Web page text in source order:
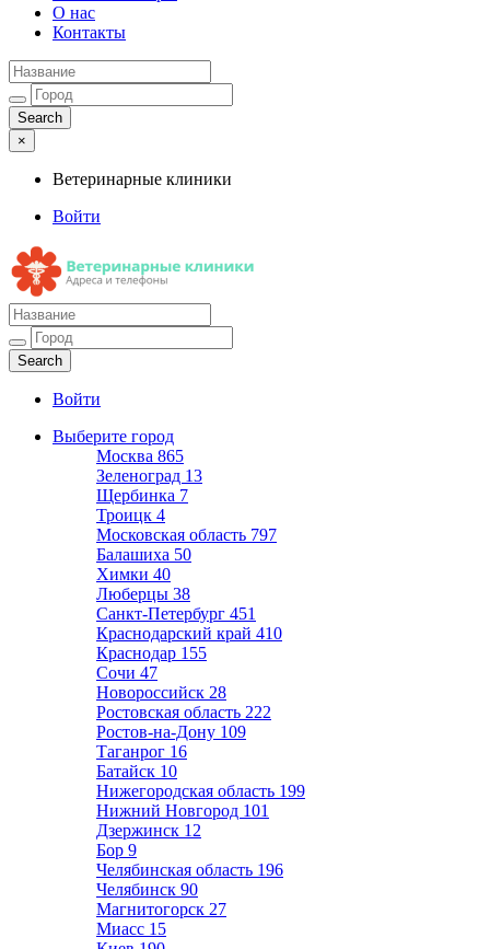
О нас
Контакты
×
Ветеринарные клиники
Войти
Ветеринарные клиники
Адреса и телефоны
Войти
Выберите город
Москва 865
Зеленоград 13
Щербинка 7
Троицк 4
Московская область 797
Балашиха 50
Химки 40
Люберцы 38
Санкт-Петербург 451
Краснодарский край 410
Краснодар 155
Сочи 47
Новороссийск 28
Ростовская область 222
Ростов-на-Дону 109
Таганрог 16
Батайск 10
Нижегородская область 199
Нижний Новгород 101
Дзержинск 12
Бор 9
Челябинская область 196
Челябинск 90
Магнитогорск 27
Миасс 15